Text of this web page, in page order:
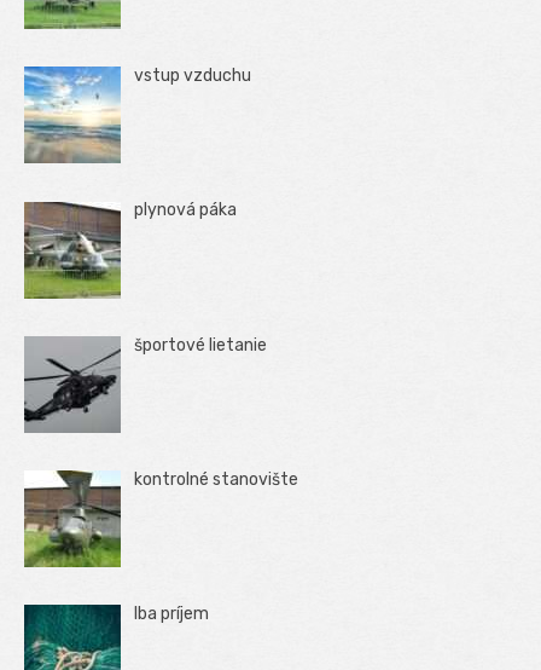
vstup vzduchu
plynová páka
športové lietanie
kontrolné stanovište
Iba príjem